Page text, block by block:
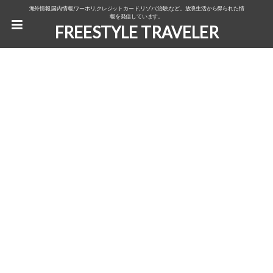
海外情報,国内情報,ワーホリ,クレジットカード,リゾバ,治験,など。放浪生活から得られた情
報を発信しています。
FREESTYLE TRAVELER